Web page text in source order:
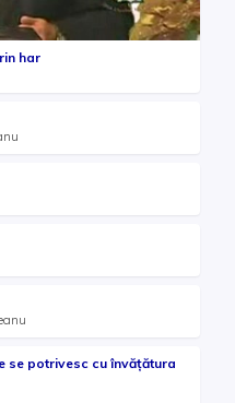
har
se potrivesc cu învățătura